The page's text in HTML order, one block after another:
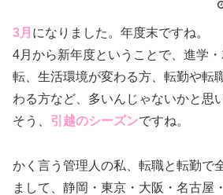
3月 になりました。年度末ですね。
4月から新年度ということで、進学
転、生活環境が変わる方、転勤や転
わる方など、多いんじゃないかと思
そう、 引越のシーズンですね。
かく言う管理人の私、転職と転勤で
まして、静岡・東京・大阪・名古屋